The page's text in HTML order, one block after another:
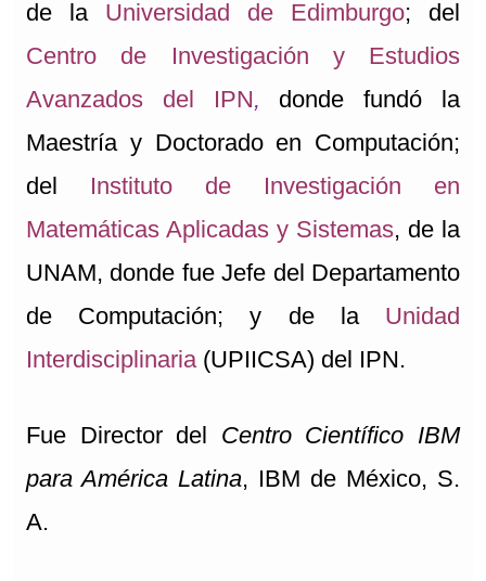
de la Universidad de Edimburgo; del
Centro de Investigación y Estudios
Avanzados del IPN, donde fundó la
Maestría y Doctorado en Computación;
del Instituto de Investigación en
Matemáticas Aplicadas y Sistemas, de la
UNAM, donde fue Jefe del Departamento
de Computación; y de la Unidad
Interdisciplinaria (UPIICSA) del IPN.
Fue Director del Centro Científico IBM
para América Latina, IBM de México, S.
A.